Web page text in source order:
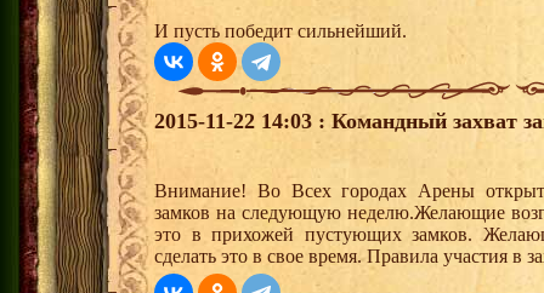
И пусть победит сильнейший.
2015-11-22 14:03 : Командный захват
Внимание! Во Всех городах Арены
замков на следующую неделю.Желающие
это в прихожей пустующих замков.
сделать это в свое время. Правила участия в